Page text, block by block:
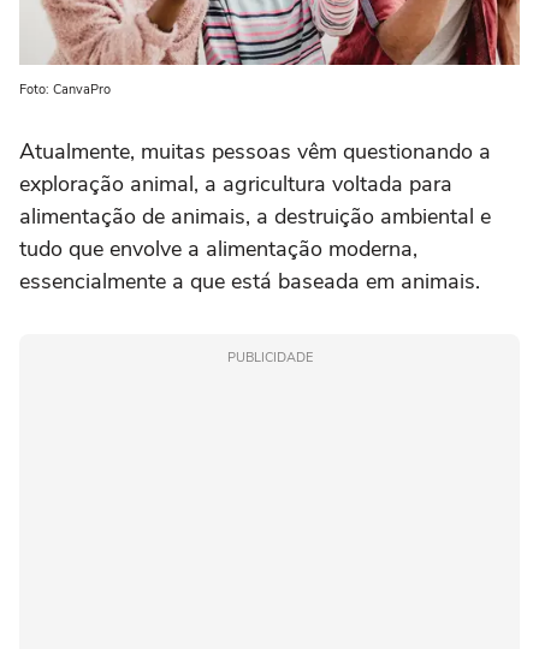
Foto: CanvaPro
Atualmente, muitas pessoas vêm questionando a
exploração animal, a agricultura voltada para
alimentação de animais, a destruição ambiental e
tudo que envolve a alimentação moderna,
essencialmente a que está baseada em animais.
PUBLICIDADE